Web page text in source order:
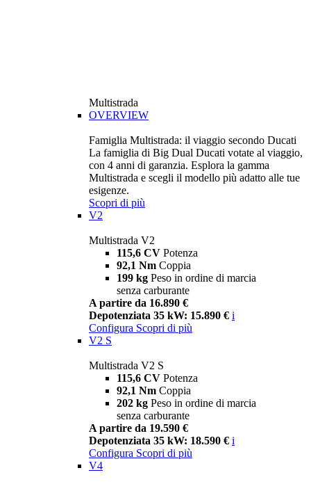
Multistrada
OVERVIEW
Famiglia Multistrada: il viaggio secondo Ducati
La famiglia di Big Dual Ducati votate al viaggio,
con 4 anni di garanzia. Esplora la gamma
Multistrada e scegli il modello più adatto alle tue
esigenze.
Scopri di più
V2
Multistrada V2
115,6 CV Potenza
92,1 Nm Coppia
199 kg Peso in ordine di marcia
senza carburante
A partire da 16.890 €
Depotenziata 35 kW: 15.890 € i
Configura Scopri di più
V2 S
Multistrada V2 S
115,6 CV Potenza
92,1 Nm Coppia
202 kg Peso in ordine di marcia
senza carburante
A partire da 19.590 €
Depotenziata 35 kW: 18.590 € i
Configura Scopri di più
V4